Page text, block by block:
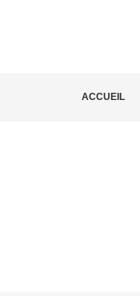
ACCUEIL